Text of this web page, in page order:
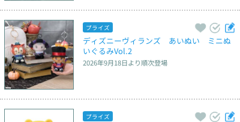
プライズ
ディズニーヴィランズ　あいぬい　ミニぬ
いぐるみVol.2
2026年9月18日より順次登場
プライズ